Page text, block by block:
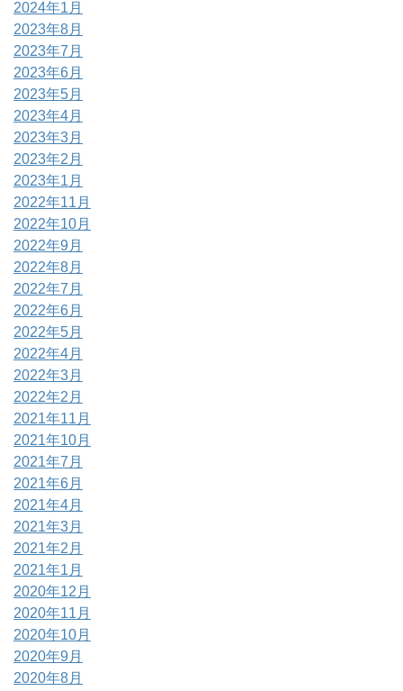
2024年1月
2023年8月
2023年7月
2023年6月
2023年5月
2023年4月
2023年3月
2023年2月
2023年1月
2022年11月
2022年10月
2022年9月
2022年8月
2022年7月
2022年6月
2022年5月
2022年4月
2022年3月
2022年2月
2021年11月
2021年10月
2021年7月
2021年6月
2021年4月
2021年3月
2021年2月
2021年1月
2020年12月
2020年11月
2020年10月
2020年9月
2020年8月